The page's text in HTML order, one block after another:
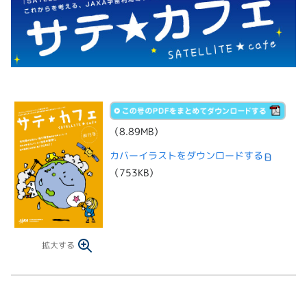
拡大する
（8.89MB）
カバーイラストをダウンロードする
（753KB）